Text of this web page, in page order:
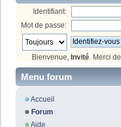
Identifiant:
Mot de passe:
Bienvenue, Invité. Merci de
Menu forum
Accueil
Forum
Aide